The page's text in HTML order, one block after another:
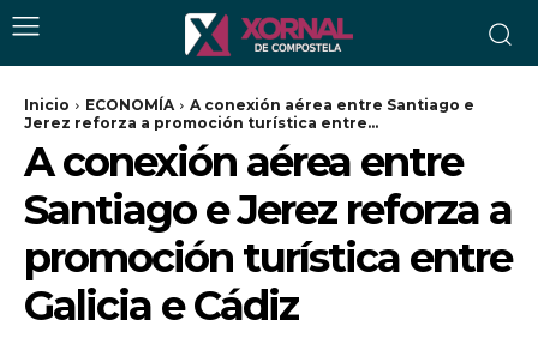
Inicio ECONOMÍA
A conexión aérea entre Santiago e
Jerez reforza a promoción turística entre...
A conexión aérea entre
Santiago e Jerez reforza a
promoción turística entre
Galicia e Cádiz